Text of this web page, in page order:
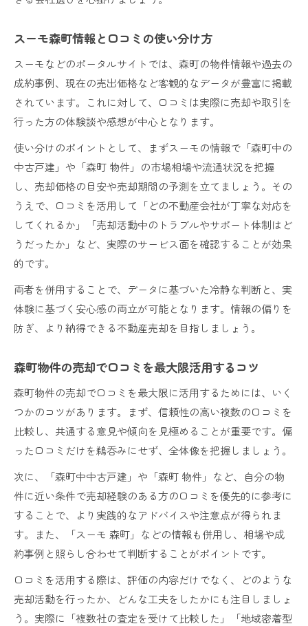
スーモ森町情報と口コミの使い分け方
スーモなどのポータルサイトでは、森町の物件情報や過去の
成約事例、現在の売出価格など客観的なデータが豊富に掲載
されています。これに対して、口コミは実際に売却や取引を
行った方の体験談や感想が中心となります。
使い分けのポイントとして、まずスーモの情報で「森町中の
中古戸建」や「森町 物件」の市場相場や流通状況を把握
し、売却価格の目安や売却期間の予測を立てましょう。その
うえで、口コミを活用して「どの不動産会社が丁寧な対応を
してくれるか」「売却活動中のトラブルやサポート体制はど
うだったか」など、実際のサービス面を確認することが効果
的です。
両者を併用することで、データに基づいた冷静な判断と、実
体験に基づく安心感の両立が可能となります。情報の偏りを
防ぎ、より納得できる不動産売却を目指しましょう。
森町物件の売却で口コミを最大限活用するコツ
森町物件の売却で口コミを最大限に活用するためには、いく
つかのコツがあります。まず、信頼性の高い複数の口コミを
比較し、共通する意見や傾向を見極めることが重要です。偏
った口コミだけを鵜呑みにせず、全体像を把握しましょう。
次に、「森町中中古戸建」や「森町 物件」など、自分の物
件に近い条件で売却経験のある方の口コミを優先的に参考に
することで、より実践的なアドバイスや注意点が得られま
す。また、「スーモ 森町」などの情報も併用し、相場や成
約事例と照らし合わせて判断することがポイントです。
口コミを活用する際は、評価の内容だけでなく、どのような
売却活動を行ったか、どんな工夫をしたかにも注目しましょ
う。実際に「複数社の査定を受けて比較した」「地域密着型